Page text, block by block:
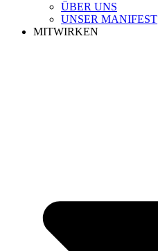
ÜBER UNS
UNSER MANIFEST
MITWIRKEN